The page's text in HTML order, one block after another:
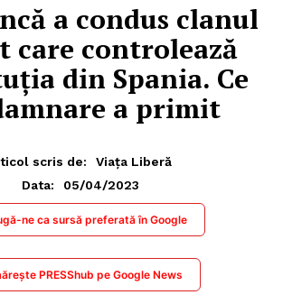
a condus clanul
care controlează
din Spania. Ce
a primit
scris de:
Viața Liberă
Data:
05/04/2023
ne ca sursă preferată în Google
PRESShub pe Google News